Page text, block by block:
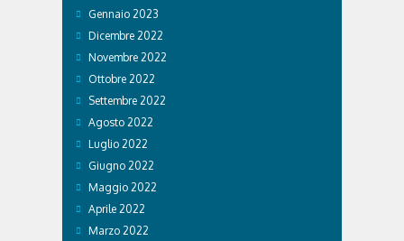
Gennaio 2023
Dicembre 2022
Novembre 2022
Ottobre 2022
Settembre 2022
Agosto 2022
Luglio 2022
Giugno 2022
Maggio 2022
Aprile 2022
Marzo 2022